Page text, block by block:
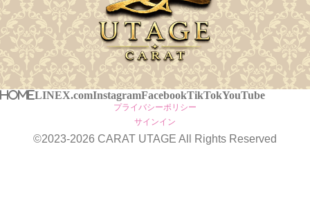
HOMELINEX.comInstagramFacebookTikTokYouTube
プライバシーポリシー
サインイン
©2023-2026 CARAT UTAGE All Rights Reserved